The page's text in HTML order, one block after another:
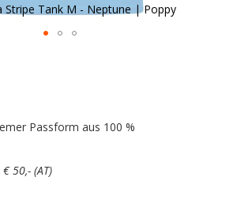
Stripe Tank M - Neptune | Poppy
Passform aus 100 %
50,- (AT)